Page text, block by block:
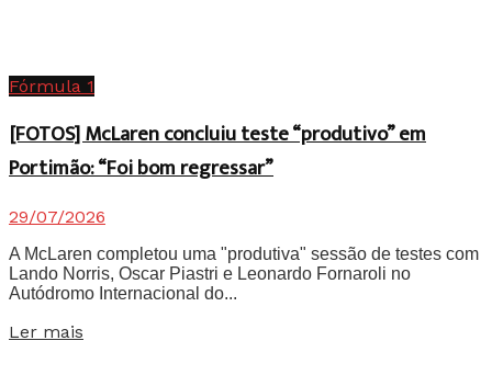
Fórmula 1
[FOTOS] McLaren concluiu teste “produtivo” em
Portimão: “Foi bom regressar”
29/07/2026
A McLaren completou uma "produtiva" sessão de testes com
Lando Norris, Oscar Piastri e Leonardo Fornaroli no
Autódromo Internacional do...
Ler mais